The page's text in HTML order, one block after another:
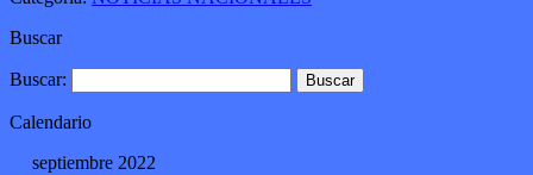
Outlook.com
Buscar
Buscar:
Calendario
septiembre 2022